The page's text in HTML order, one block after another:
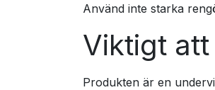
Använd inte starka
Viktigt att
Produkten är en